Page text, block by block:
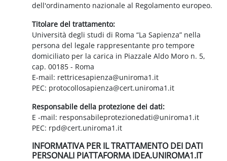
dell'ordinamento nazionale al Regolamento europeo.
Titolare del trattamento:
Università degli studi di Roma “La Sapienza” nella
persona del legale rappresentante pro tempore
domiciliato per la carica in Piazzale Aldo Moro n. 5,
cap. 00185 - Roma
E-mail: rettricesapienza@uniroma1.it
PEC: protocollosapienza@cert.uniroma1.it
Responsabile della protezione dei dati:
E -mail: responsabileprotezionedati@uniroma1.it
PEC: rpd@cert.uniroma1.it
INFORMATIVA PER IL TRATTAMENTO DEI DATI
PERSONALI PIATTAFORMA IDEA.UNIROMA1.IT